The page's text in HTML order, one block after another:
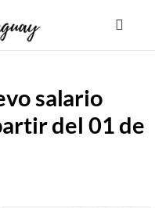
salario
del 01 de